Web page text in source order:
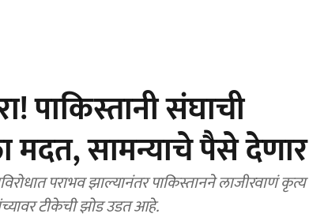
पाकिस्तानी संघाची
मदत, सामन्याचे पैसे देणार
पराभव झाल्यानंतर पाकिस्तानने लाजीरवाणं कृत्य
टीकेची झोड उडत आहे.